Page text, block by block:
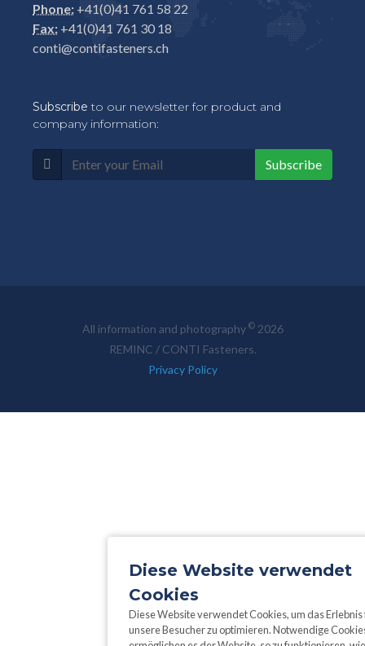
Phone: +41(0)41 761 58 22
Fax: +41(0)41 761 30 18
conti@contifasteners.ch
Subscribe to our newsletter for product and
company information:
Subscribe
All information and photography ©2026
REMINC / CONTI Fasteners.
Privacy Policy
Diese Website verwendet
Cookies
Diese Website verwendet Cookies, um das Erlebnis
unsere Besucher zu optimieren. Notwendige